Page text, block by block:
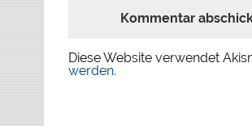
Diese Website verwendet
werden.